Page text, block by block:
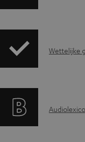
n
a
G
a
Wettelijke
A